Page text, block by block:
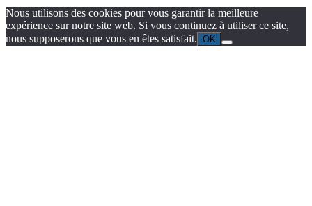
Nous utilisons des cookies pour vous garantir la meilleure
expérience sur notre site web. Si vous continuez à utiliser ce site,
nous supposerons que vous en êtes satisfait. OK